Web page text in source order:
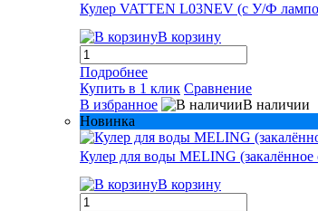
Кулер VATTEN L03NEV (с У/Ф
В корзину
Подробнее
Купить в 1 клик Сравнение
В избранное
В наличии
Новинка
Кулер для воды MELING (закалённое
В корзину